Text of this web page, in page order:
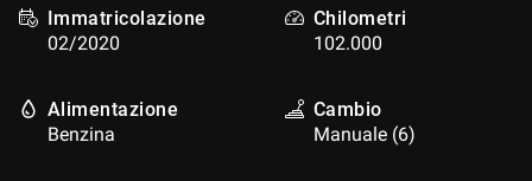
Immatricolazione
02/2020
Chilometri
102.000
Alimentazione
Benzina
Cambio
Manuale (6)